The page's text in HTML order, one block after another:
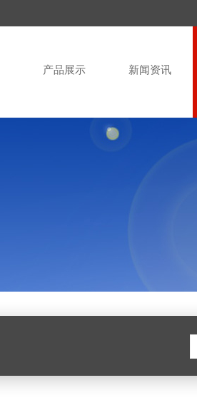
产品展示 新闻资讯